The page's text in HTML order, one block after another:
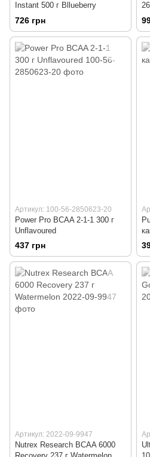
Instant 500 г Bllueberry
726 грн
Артикул: 100-56-2850623-20
Power Pro BCAA 2-1-1 300 г
Unflavoured
437 грн
Артикул: 2022-09-9947
Nutrex Research BCAA 6000